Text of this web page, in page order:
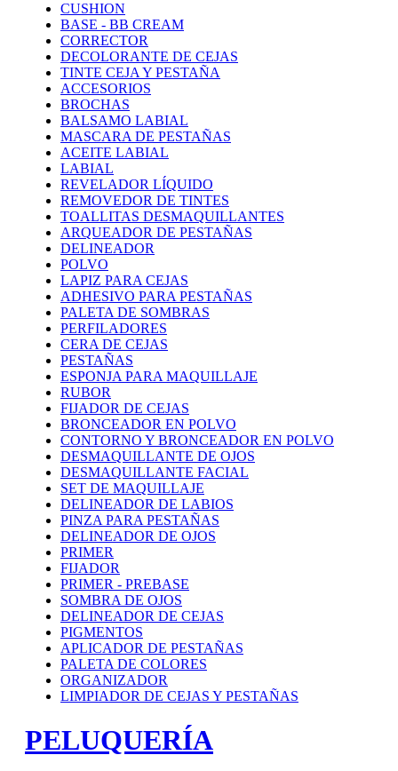
CUSHION
BASE - BB CREAM
CORRECTOR
DECOLORANTE DE CEJAS
TINTE CEJA Y PESTAÑA
ACCESORIOS
BROCHAS
BALSAMO LABIAL
MASCARA DE PESTAÑAS
ACEITE LABIAL
LABIAL
REVELADOR LÍQUIDO
REMOVEDOR DE TINTES
TOALLITAS DESMAQUILLANTES
ARQUEADOR DE PESTAÑAS
DELINEADOR
POLVO
LAPIZ PARA CEJAS
ADHESIVO PARA PESTAÑAS
PALETA DE SOMBRAS
PERFILADORES
CERA DE CEJAS
PESTAÑAS
ESPONJA PARA MAQUILLAJE
RUBOR
FIJADOR DE CEJAS
BRONCEADOR EN POLVO
CONTORNO Y BRONCEADOR EN POLVO
DESMAQUILLANTE DE OJOS
DESMAQUILLANTE FACIAL
SET DE MAQUILLAJE
DELINEADOR DE LABIOS
PINZA PARA PESTAÑAS
DELINEADOR DE OJOS
PRIMER
FIJADOR
PRIMER - PREBASE
SOMBRA DE OJOS
DELINEADOR DE CEJAS
PIGMENTOS
APLICADOR DE PESTAÑAS
PALETA DE COLORES
ORGANIZADOR
LIMPIADOR DE CEJAS Y PESTAÑAS
PELUQUERÍA